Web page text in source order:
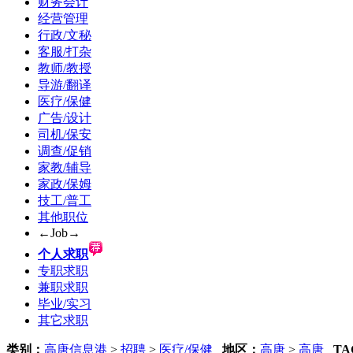
经营管理
行政/文秘
客服/打杂
教师/教授
导游/翻译
医疗/保健
广告/设计
司机/保安
调查/促销
家教/辅导
家政/保姆
技工/普工
其他职位
←Job→
个人求职
专职求职
兼职求职
毕业/实习
其它求职
类别： 高唐信息港 > 招聘 > 医疗/保健 地区： 高唐 > 高唐